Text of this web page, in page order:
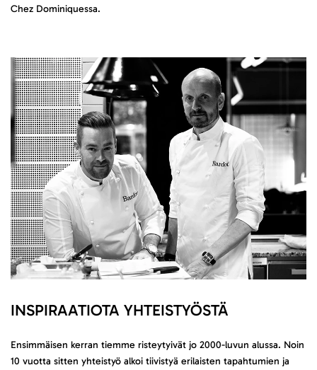
Chez Dominiquessa.
INSPIRAATIOTA YHTEISTYÖSTÄ
Ensimmäisen kerran tiemme risteytyivät jo 2000-luvun alussa. Noin
10 vuotta sitten yhteistyö alkoi tiivistyä erilaisten tapahtumien ja